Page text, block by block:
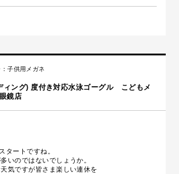
子供用メガネ
ィング) 度付き対応水泳ゴーグル こどもメ
鏡店
タートですね。
いのではないでしょうか。
気ですが皆さま楽しい連休を